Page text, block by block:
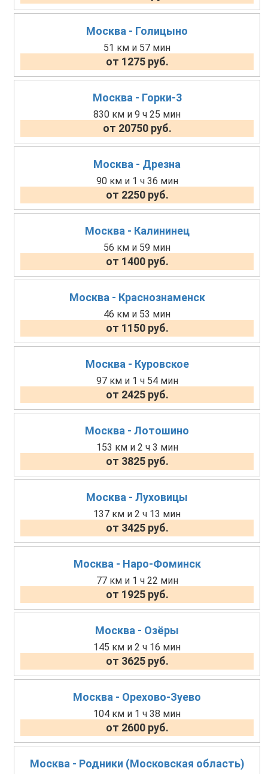
Москва - Голицыно
51 км и 57 мин
от 1275 руб.
Москва - Горки-3
830 км и 9 ч 25 мин
от 20750 руб.
Москва - Дрезна
90 км и 1 ч 36 мин
от 2250 руб.
Москва - Калининец
56 км и 59 мин
от 1400 руб.
Москва - Краснознаменск
46 км и 53 мин
от 1150 руб.
Москва - Куровское
97 км и 1 ч 54 мин
от 2425 руб.
Москва - Лотошино
153 км и 2 ч 3 мин
от 3825 руб.
Москва - Луховицы
137 км и 2 ч 13 мин
от 3425 руб.
Москва - Наро-Фоминск
77 км и 1 ч 22 мин
от 1925 руб.
Москва - Озёры
145 км и 2 ч 16 мин
от 3625 руб.
Москва - Орехово-Зуево
104 км и 1 ч 38 мин
от 2600 руб.
Москва - Родники (Московская область)